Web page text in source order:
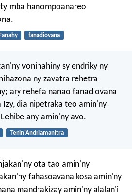
mba hanompoanareo
Fanahy fanadiovana
voninahiny sy endriky ny
ny zavatra rehetra
ary rehefa nanao fanadiovana
dia nipetraka teo amin'ny
any amin'ny avo.
Tenin'Andriamanitra
ota tao amin'ny
fahasoavana kosa amin'ny
mandrakizay amin'ny alalan'i